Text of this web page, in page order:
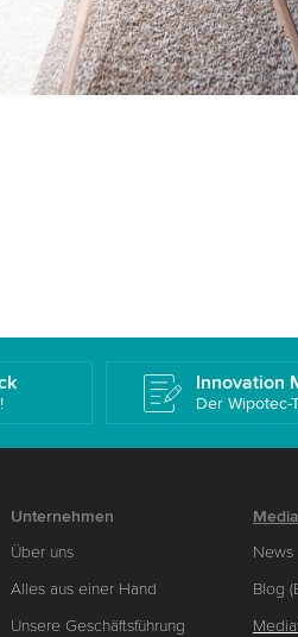
Weitere Informationen
Innovation
Der Wipotec-
Unternehmen
Über uns
Alles aus einer Hand
Unsere Geschäftsführung
Media
News
Blog